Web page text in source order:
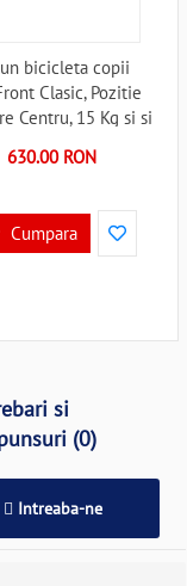
bicicleta copii
Clasic, Pozitie
Centru, 15 Kg si si
WeeRide WR09SKPG
630.00 RON
Cumpara
si
(0)
Intreaba-ne